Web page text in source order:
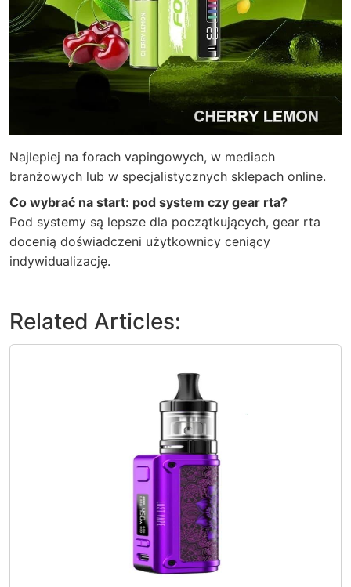
Najlepiej na forach vapingowych, w mediach
branżowych lub w specjalistycznych sklepach online.
Co wybrać na start: pod system czy gear rta?
Pod systemy są lepsze dla początkujących, gear rta
docenią doświadczeni użytkownicy ceniący
indywidualizację.
Related Articles: